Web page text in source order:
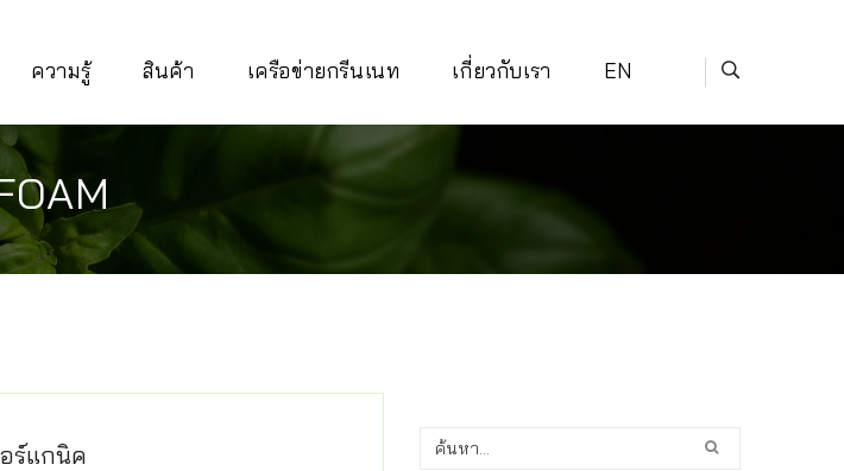
ความรู้ สินค้า เครือข่ายกรีนเนท เกี่ยวกับเรา EN
ร์แกนิค